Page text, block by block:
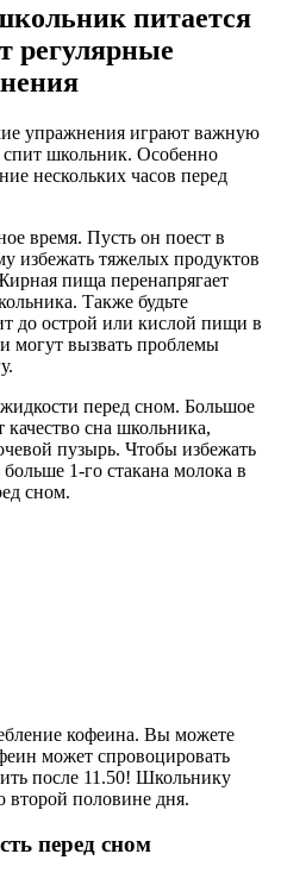
питается
регулярные
упражнения играют важную
спит школьник. Особенно
нескольких часов перед
время. Пусть он поест в
избежать тяжелых продуктов
пища перенапрягает
Также будьте
до острой или кислой пищи в
могут вызвать проблемы
перед сном. Большое
сна школьника,
пузырь. Чтобы избежать
1-го стакана молока в
сном.
кофеина. Вы можете
может спровоцировать
после 11.50! Школьнику
второй половине дня.
перед сном